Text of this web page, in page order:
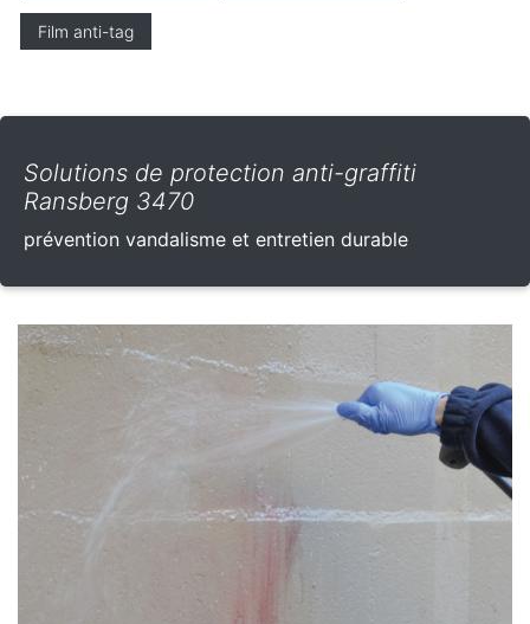
Film anti-tag
Solutions de protection anti-graffiti
Ransberg 3470
prévention vandalisme et entretien durable